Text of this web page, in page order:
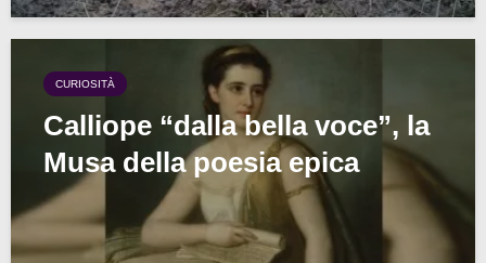
CURIOSITÀ
Calliope “dalla bella voce”, la
Musa della poesia epica